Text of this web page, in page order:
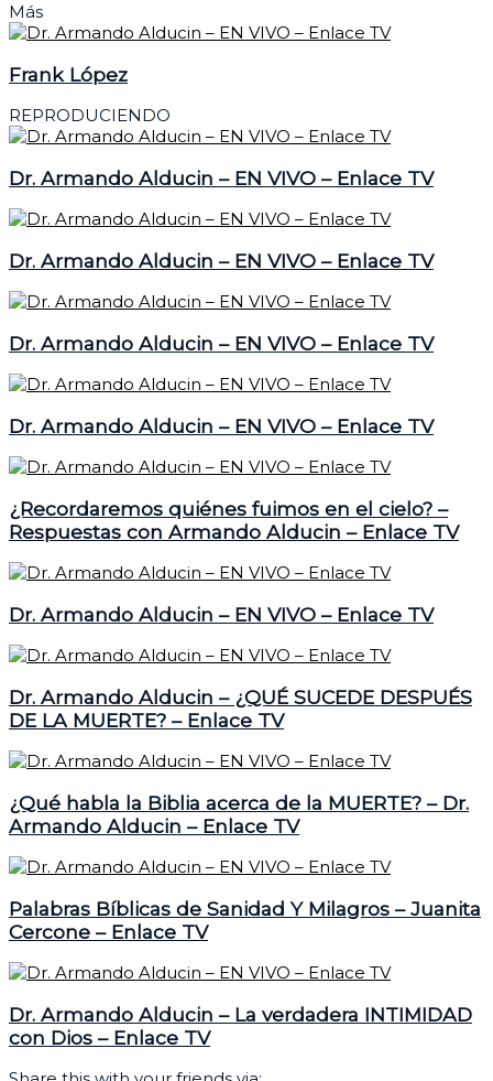
Más
Frank López
REPRODUCIENDO
Dr. Armando Alducin – EN VIVO – Enlace TV
Dr. Armando Alducin – EN VIVO – Enlace TV
Dr. Armando Alducin – EN VIVO – Enlace TV
Dr. Armando Alducin – EN VIVO – Enlace TV
¿Recordaremos quiénes fuimos en el cielo? –
Respuestas con Armando Alducin – Enlace TV
Dr. Armando Alducin – EN VIVO – Enlace TV
Dr. Armando Alducin – ¿QUÉ SUCEDE DESPUÉS
DE LA MUERTE? – Enlace TV
¿Qué habla la Biblia acerca de la MUERTE? – Dr.
Armando Alducin – Enlace TV
Palabras Bíblicas de Sanidad Y Milagros – Juanita
Cercone – Enlace TV
Dr. Armando Alducin – La verdadera INTIMIDAD
con Dios – Enlace TV